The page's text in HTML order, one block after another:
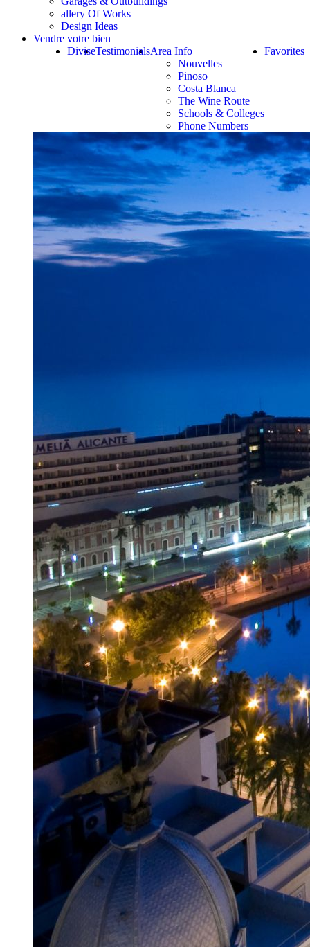
allery Of Works
Design Ideas
Vendre votre bien
Favorites
Area Info
Nouvelles
Pinoso
Costa Blanca
The Wine Route
Schools & Colleges
Phone Numbers
Testimonials
Divise